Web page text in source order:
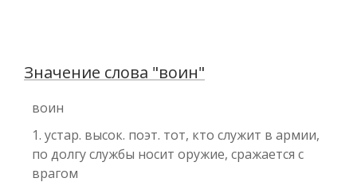
Значение слова "воин"
воин
1. устар. высок. поэт. тот, кто служит в армии,
по долгу службы носит оружие, сражается с
врагом